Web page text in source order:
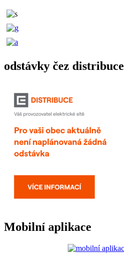
odstávky čez distribuce
Mobilní aplikace